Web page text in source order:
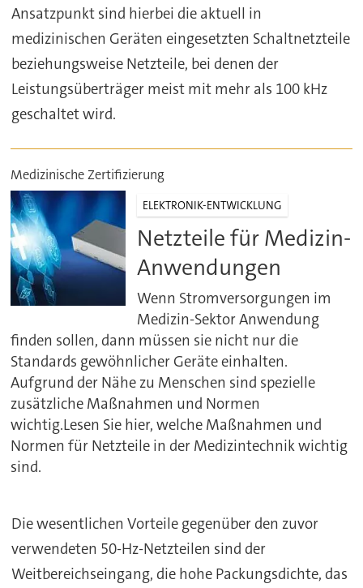
Ansatzpunkt sind hierbei die aktuell in
medizinischen Geräten eingesetzten Schaltnetzteile
beziehungsweise Netzteile, bei denen der
Leistungsüberträger meist mit mehr als 100 kHz
geschaltet wird.
Medizinische Zertifizierung
ELEKTRONIK-ENTWICKLUNG
Netzteile für Medizin-
Anwendungen
Wenn Stromversorgungen im
Medizin-Sektor Anwendung
finden sollen, dann müssen sie nicht nur die
Standards gewöhnlicher Geräte einhalten.
Aufgrund der Nähe zu Menschen sind spezielle
zusätzliche Maßnahmen und Normen
wichtig.Lesen Sie hier, welche Maßnahmen und
Normen für Netzteile in der Medizintechnik wichtig
sind.
Die wesentlichen Vorteile gegenüber den zuvor
verwendeten 50-Hz-Netzteilen sind der
Weitbereichseingang, die hohe Packungsdichte, das